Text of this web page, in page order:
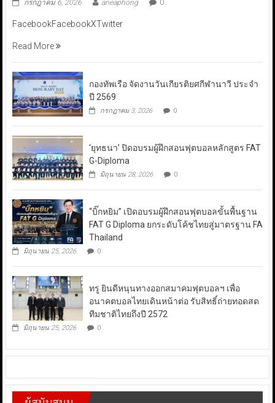
กรกฎาคม 6, 2026 aneaphong 0
FacebookFacebookXTwitter
Read More
กองทัพเรือ จัดงานวันเกียรติยศกีฬานาวี ประจำ
ปี 2569
กรกฎาคม 3, 2026 0
‘ยุทธนา’ ปิดอบรมผู้ฝึกสอนฟุตบอลหลักสูตร FAT
G-Diploma
มิถุนายน 28, 2026 0
“บิ๊กหยิม” เปิดอบรมผู้ฝึกสอนฟุตบอลขั้นพื้นฐาน
FAT G Diploma ยกระดับโค้ชไทยสู่มาตรฐาน FA
Thailand
มิถุนายน 25, 2026 0
ทรู ยินดีหนุนทางออกสมาคมฟุตบอลฯ เพื่อ
อนาคตบอลไทยเดินหน้าต่อ รับสิทธิ์ถ่ายทอดสด
ทีมชาติไทยถึงปี 2572
มิถุนายน 25, 2026 0